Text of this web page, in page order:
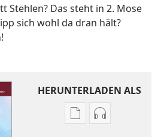
Stehlen? Das steht in 2. Mose
sich wohl da dran hält?
HERUNTERLADEN ALS